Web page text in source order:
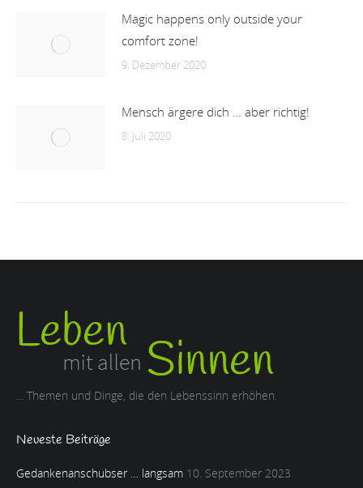
Magic happens only outside your
comfort zone!
9. Dezember 2020
Mensch ärgere dich … aber richtig!
8. Juli 2020
... Themen und Dinge, die den Lebenssinn erhöhen.
Neueste Beiträge
Gedankenanschubser … langsam 10. September 2023